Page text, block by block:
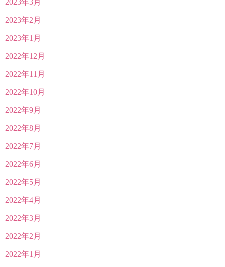
2023年2月
2023年1月
2022年12月
2022年11月
2022年10月
2022年9月
2022年8月
2022年7月
2022年6月
2022年5月
2022年4月
2022年3月
2022年2月
2022年1月